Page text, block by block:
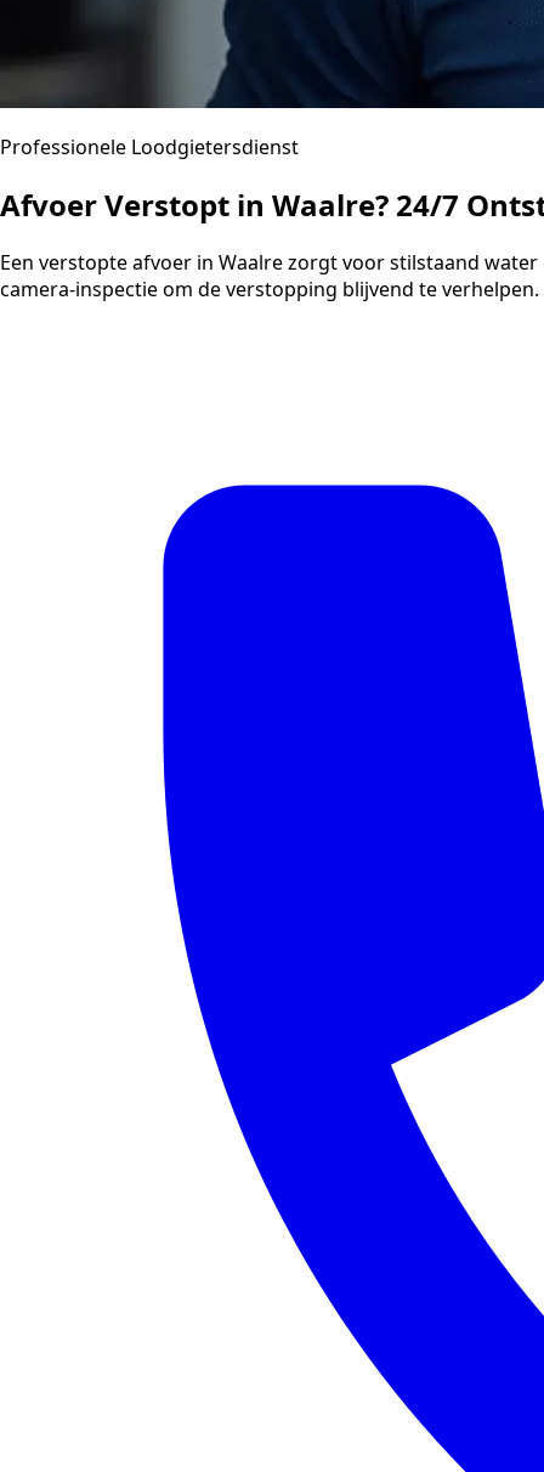
Professionele Loodgietersdienst
Afvoer Verstopt in Waalre? 24/7
Een verstopte afvoer in Waalre zorgt voor stilstaand
camera-inspectie om de verstopping blijvend te